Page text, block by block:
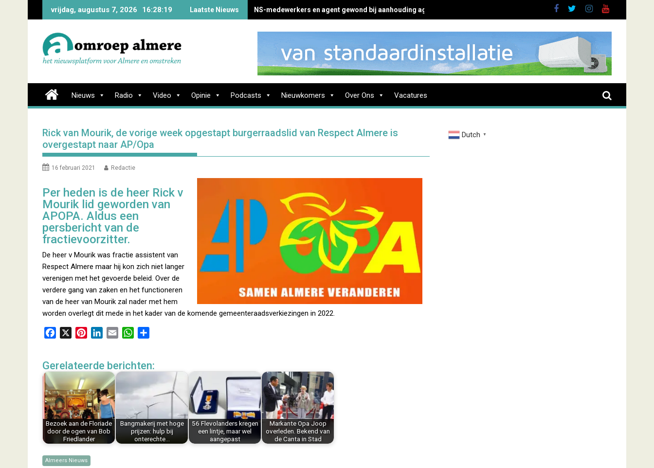
vrijdag, augustus 7, 2026 16:28:20 Laatste Nieuws NS-medewerkers en agent gewond bij aanhouding agressieve man in Almere
Nieuws Radio Video Opinie Podcasts Nieuwkomers Over Ons Vacatures
Rick van Mourik, de vorige week opgestapt burgerraadslid van Respect Almere is
overgestapt naar AP/Opa
16 februari 2021 Redactie
Per heden is de heer Rick v
Mourik lid geworden van
APOPA. Aldus een
persbericht van de
fractievoorzitter.
De heer v Mourik was fractie assistent van
Respect Almere maar hij kon zich niet langer
verenigen met het gevoerde beleid. Over de
verdere gang van zaken en het functioneren
van de heer van Mourik zal nader met hem
worden overlegt dit mede in het kader van de komende gemeenteraadsverkiezingen in 2022.
e
b
o
o
k
t
e
r
e
s
t
k
e
d
I
i
W
t
A
p
e
Gerelateerde berichten:
Bezoek aan de Floriade
door de ogen van Bob
Friedlander
Bangmakerij met hoge
prijzen: hulp bij
onterechte…
56 Flevolanders kregen
een lintje, maar wel
aangepast
Markante Opa Joop
overleden. Bekend van
de Canta in Stad
Almeers Nieuws
Dutch ▼